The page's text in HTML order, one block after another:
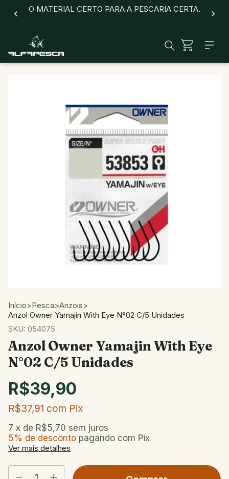
O MATERIAL CERTO PARA A PESCARIA CERTA.
Início>Pesca>Anzois>
Anzol Owner Yamajin With Eye N°02 C/5 Unidades
SKU: 054075
Anzol Owner Yamajin With Eye
N°02 C/5 Unidades
R$39,90
R$37,91 com Pix
7 x de R$5,70 sem juros
5% de desconto pagando com Pix
Ver mais detalhes